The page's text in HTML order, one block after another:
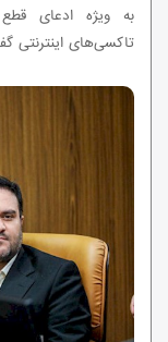
به ویژه ادعای
تاکسی‌های اینترنتی